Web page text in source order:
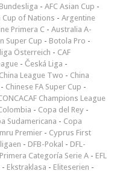
- AFC Asian Cup -
Cup of Nations - Argentine
Primera C - Australia A-
Super Cup - Botola Pro -
Österreich - CAF
- Česká Liga -
China League Two - China
- Chinese FA Super Cup -
Champions League
- Copa del Rey -
Sudamericana - Copa
Premier - Cyprus First
- DFB-Pokal - DFL-
Categoría Serie A - EFL
- Ekstraklasa - Eliteserien -